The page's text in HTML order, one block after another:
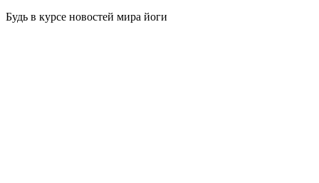
Будь в курсе новостей мира йоги